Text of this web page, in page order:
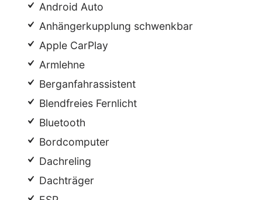
Android Auto
Anhängerkupplung schwenkbar
Apple CarPlay
Armlehne
Berganfahrassistent
Blendfreies Fernlicht
Bluetooth
Bordcomputer
Dachreling
Dachträger